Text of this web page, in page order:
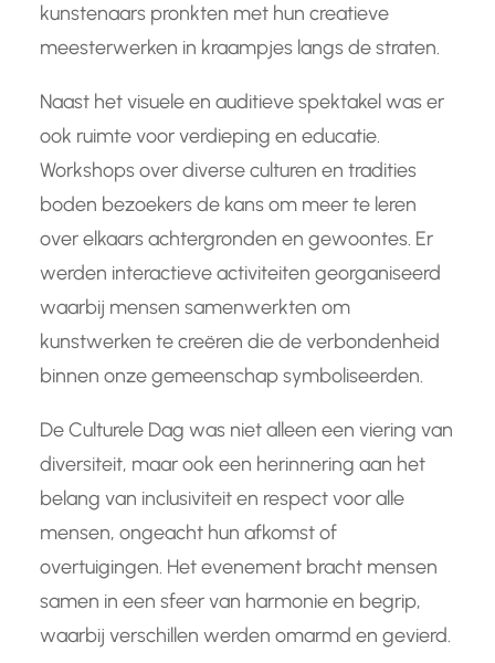
kunstenaars pronkten met hun creatieve
meesterwerken in kraampjes langs de straten.
Naast het visuele en auditieve spektakel was er
ook ruimte voor verdieping en educatie.
Workshops over diverse culturen en tradities
boden bezoekers de kans om meer te leren
over elkaars achtergronden en gewoontes. Er
werden interactieve activiteiten georganiseerd
waarbij mensen samenwerkten om
kunstwerken te creëren die de verbondenheid
binnen onze gemeenschap symboliseerden.
De Culturele Dag was niet alleen een viering van
diversiteit, maar ook een herinnering aan het
belang van inclusiviteit en respect voor alle
mensen, ongeacht hun afkomst of
overtuigingen. Het evenement bracht mensen
samen in een sfeer van harmonie en begrip,
waarbij verschillen werden omarmd en gevierd.